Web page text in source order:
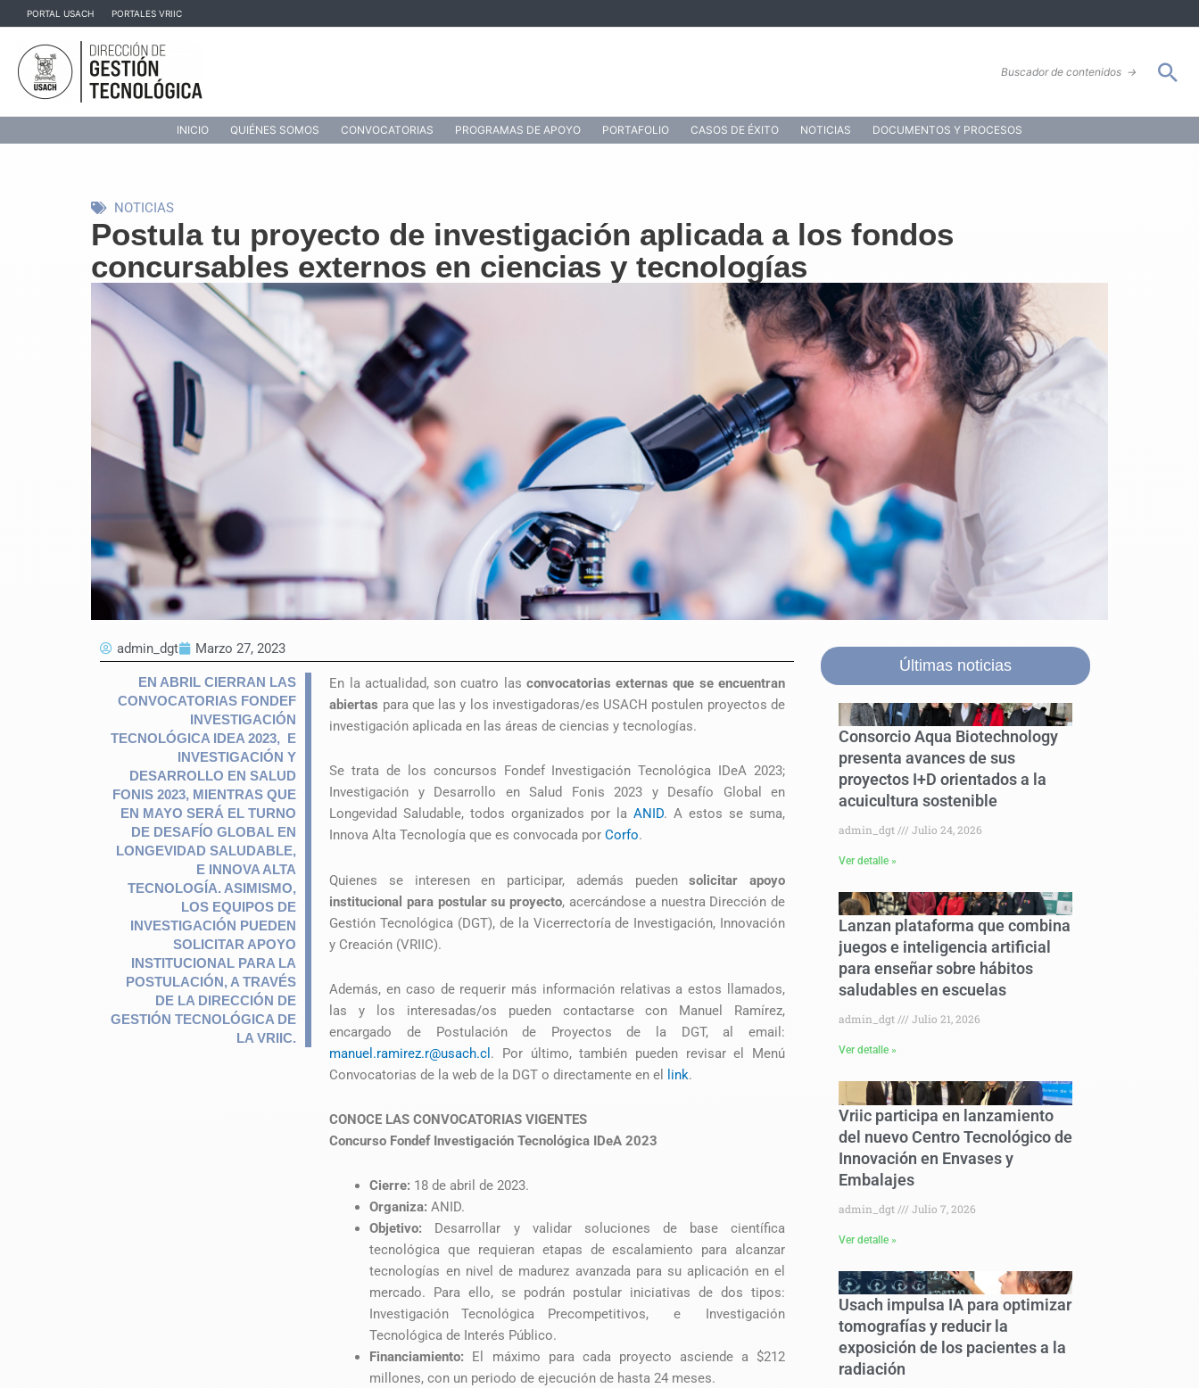
al
contenido
PORTAL USACH PORTALES VRIIC
Buscador de contenidos →
INICIO QUIÉNES SOMOS CONVOCATORIAS PROGRAMAS DE APOYO PORTAFOLIO CASOS DE ÉXITO NOTICIAS DOCUMENTOS Y PROCESOS
NOTICIAS
Postula tu proyecto de investigación aplicada a los fondos
concursables externos en ciencias y tecnologías
admin_dgt Marzo 27, 2023
EN ABRIL CIERRAN LAS
CONVOCATORIAS FONDEF
INVESTIGACIÓN
TECNOLÓGICA IDEA 2023, E
INVESTIGACIÓN Y
DESARROLLO EN SALUD
FONIS 2023, MIENTRAS QUE
EN MAYO SERÁ EL TURNO
DE DESAFÍO GLOBAL EN
LONGEVIDAD SALUDABLE,
E INNOVA ALTA
TECNOLOGÍA. ASIMISMO,
LOS EQUIPOS DE
INVESTIGACIÓN PUEDEN
SOLICITAR APOYO
INSTITUCIONAL PARA LA
POSTULACIÓN, A TRAVÉS
DE LA DIRECCIÓN DE
GESTIÓN TECNOLÓGICA DE
LA VRIIC.
En la actualidad, son cuatro las convocatorias externas que se encuentran
abiertas para que las y los investigadoras/es USACH postulen proyectos de
investigación aplicada en las áreas de ciencias y tecnologías.
Se trata de los concursos Fondef Investigación Tecnológica IDeA 2023;
Investigación y Desarrollo en Salud Fonis 2023 y Desafío Global en
Longevidad Saludable, todos organizados por laANID. A estos se suma,
Innova Alta Tecnología que es convocada porCorfo.
Quienes se interesen en participar, además puedensolicitar apoyo
institucional para postular su proyecto, acercándose a nuestra Dirección de
Gestión Tecnológica (DGT), de la Vicerrectoría de Investigación, Innovación
y Creación (VRIIC).
Además, en caso de requerir más información relativas a estos llamados,
las y los interesadas/os pueden contactarse con Manuel Ramírez,
encargado de Postulación de Proyectos de la DGT, al email:
manuel.ramirez.r@usach.cl . Por último, también pueden revisar el Menú
Convocatorias de la web de la DGT o directamente en el
link.
CONOCE LAS CONVOCATORIAS VIGENTES
Concurso Fondef Investigación Tecnológica IDeA 2023
Cierre: 18 de abril de 2023.
Organiza: ANID.
Objetivo: Desarrollar y validar soluciones de base científica
tecnológica que requieran etapas de escalamiento para alcanzar
tecnologías en nivel de madurez avanzada para su aplicación en el
mercado. Para ello, se podrán postular iniciativas de dos tipos:
Investigación Tecnológica Precompetitivos, e Investigación
Tecnológica de Interés Público.
Financiamiento: El máximo para cada proyecto asciende a $212
millones, con un periodo de ejecución de hasta 24 meses.
Últimas noticias
Consorcio Aqua Biotechnology
presenta avances de sus
proyectos I+D orientados a la
acuicultura sostenible
admin_dgt Julio 24, 2026
Ver detalle »
Lanzan plataforma que combina
juegos e inteligencia artificial
para enseñar sobre hábitos
saludables en escuelas
admin_dgt Julio 21, 2026
Ver detalle »
Vriic participa en lanzamiento
del nuevo Centro Tecnológico de
Innovación en Envases y
Embalajes
admin_dgt Julio 7, 2026
Ver detalle »
Usach impulsa IA para optimizar
tomografías y reducir la
exposición de los pacientes a la
radiación